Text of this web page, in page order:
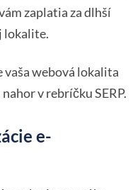
zaplatia za dlhší
lokalite.
vaša webová lokalita
v rebríčku SERP.
e-